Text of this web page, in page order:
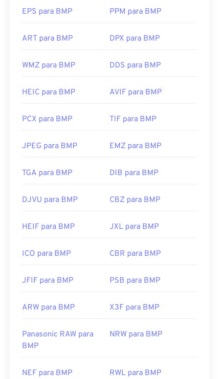
independente de dispositivo, ouDIB, pode abrir
operacional ou aplicativo.
Além de abrir arquivos BMP, muitos aplicativos
Illustrator. Caso precise converter o BMP em uma
Outros aplicativos que podem abrir arquivos BMP
incluem Adobe
, Microsoft
Desenvolvido por:
Microsoft Corporation
Links úteis:
us/windows/win32/gdi/bitmaps
EPS para BMP PPM para BMP
ART para BMP DPX para BMP
WMZ para BMP DDS para BMP
HEIC para BMP AVIF para BMP
PCX para BMP TIF para BMP
JPEG para BMP EMZ para BMP
TGA para BMP DIB para BMP
DJVU para BMP CBZ para BMP
HEIF para BMP JXL para BMP
ICO para BMP CBR para BMP
JFIF para BMP PSB para BMP
ARW para BMP X3F para BMP
Panasonic RAW para
BMP
NRW para BMP
NEF para BMP RWL para BMP